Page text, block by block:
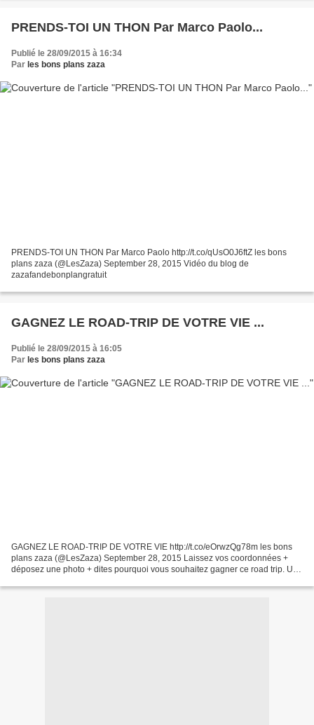
PRENDS-TOI UN THON Par Marco Paolo...
Publié le 28/09/2015 à 16:34
Par les bons plans zaza
PRENDS-TOI UN THON Par Marco Paolo http://t.co/qUsO0J6ftZ les bons
plans zaza (@LesZaza) September 28, 2015 Vidéo du blog de
zazafandebonplangratuit
GAGNEZ LE ROAD-TRIP DE VOTRE VIE ...
Publié le 28/09/2015 à 16:05
Par les bons plans zaza
GAGNEZ LE ROAD-TRIP DE VOTRE VIE http://t.co/eOrwzQg78m les bons
plans zaza (@LesZaza) September 28, 2015 Laissez vos coordonnées +
déposez une photo + dites pourquoi vous souhaitez gagner ce road trip. Un